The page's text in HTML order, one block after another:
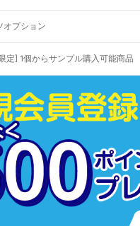
プション
定] 1個からサンプル購入可能商品